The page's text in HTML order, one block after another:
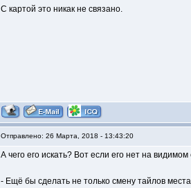
С картой это никак не связано.
Отправлено: 26 Марта, 2018 - 13:43:20
А чего его искать? Вот если его нет на
- Ещё бы сделать не только смену тайлов